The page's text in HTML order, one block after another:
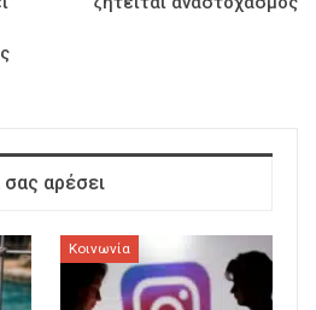
αρέσει
Κοινωνία